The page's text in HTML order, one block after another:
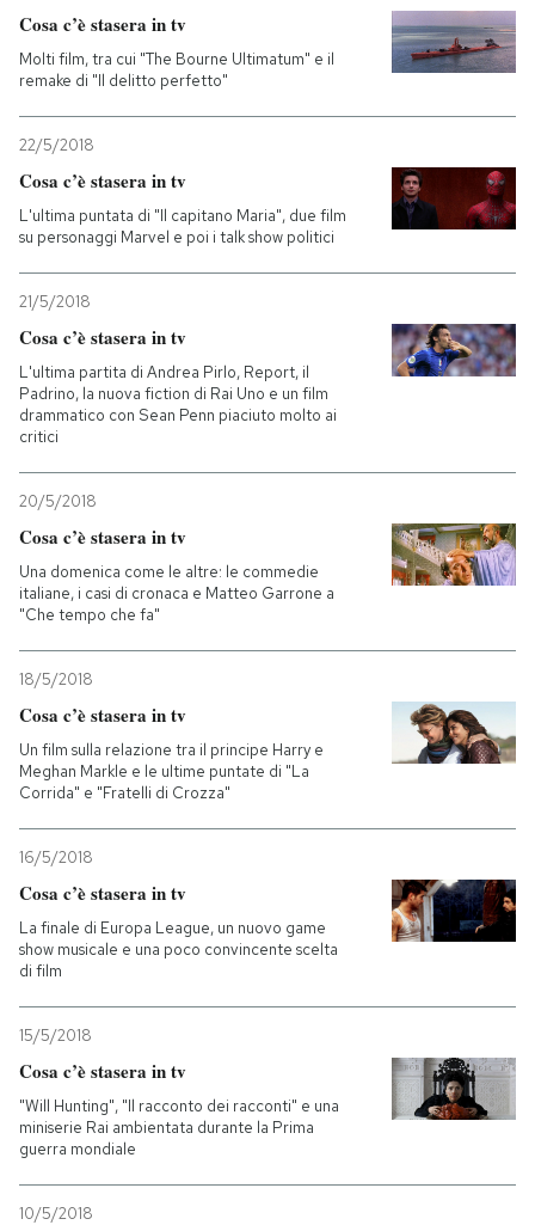
Cosa c’è stasera in tv
Molti film, tra cui "The Bourne Ultimatum" e il
remake di "Il delitto perfetto"
22/5/2018
Cosa c’è stasera in tv
L'ultima puntata di "Il capitano Maria", due film
su personaggi Marvel e poi i talk show politici
21/5/2018
Cosa c’è stasera in tv
L'ultima partita di Andrea Pirlo, Report, il
Padrino, la nuova fiction di Rai Uno e un film
drammatico con Sean Penn piaciuto molto ai
critici
20/5/2018
Cosa c’è stasera in tv
Una domenica come le altre: le commedie
italiane, i casi di cronaca e Matteo Garrone a
"Che tempo che fa"
18/5/2018
Cosa c’è stasera in tv
Un film sulla relazione tra il principe Harry e
Meghan Markle e le ultime puntate di "La
Corrida" e "Fratelli di Crozza"
16/5/2018
Cosa c’è stasera in tv
La finale di Europa League, un nuovo game
show musicale e una poco convincente scelta
di film
15/5/2018
Cosa c’è stasera in tv
"Will Hunting", "Il racconto dei racconti" e una
miniserie Rai ambientata durante la Prima
guerra mondiale
10/5/2018